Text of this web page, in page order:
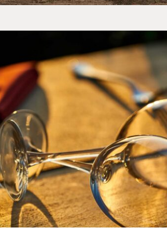
Weinrestaurant München:
Tag des